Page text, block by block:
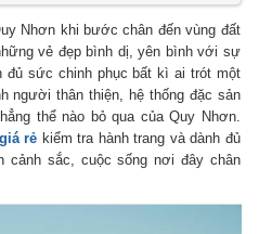
Nhơn khi bước chân đến vùng đất
vẻ đẹp bình dị, yên bình với sự
đủ sức chinh phục bất kì ai trót một
người thân thiện, hệ thống đặc sản
thể nào bỏ qua của Quy Nhơn.
rẻ kiểm tra hành trang và dành đủ
cảnh sắc, cuộc sống nơi đây chân